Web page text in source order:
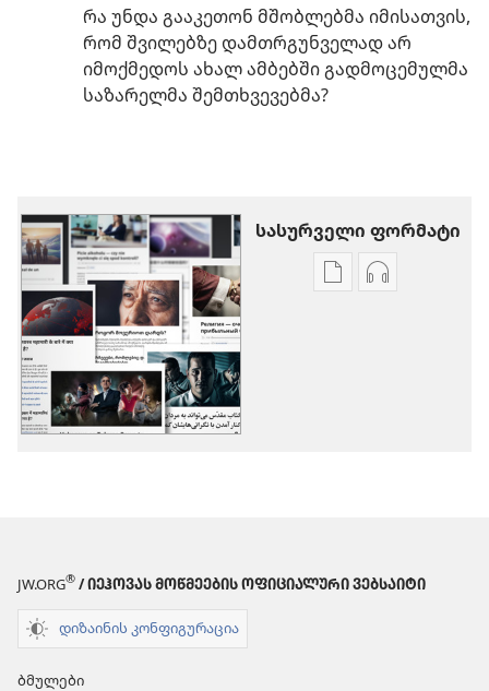
რა უნდა გააკეთონ მშობლებმა იმისათვის,
რომ შვილებზე დამთრგუნველად არ
იმოქმედოს ახალ ამბებში გადმოცემულმა
საზარელმა შემთხვევებმა?
სასურველი ფორმატი
პუბლიკაციების
JW.ORG® / ᲘᲔᲰᲝᲕᲐᲡ ᲛᲝᲬᲛᲔᲔᲑᲘᲡ ᲝᲤᲘᲪᲘᲐᲚᲣᲠᲘ ᲕᲔᲑᲡᲐᲘᲢᲘ
დიზაინის კონფიგურაცია
ბმულები